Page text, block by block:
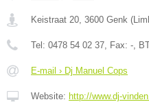
Keistraat 20, 3600 Genk (
Tel: 0478 54 02 37, Fax: -,
E-mail › Dj Manuel Cops
Website: http://www.dj-